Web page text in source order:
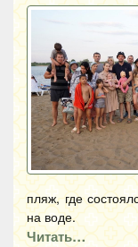
пляж, где
на воде.
Читать…